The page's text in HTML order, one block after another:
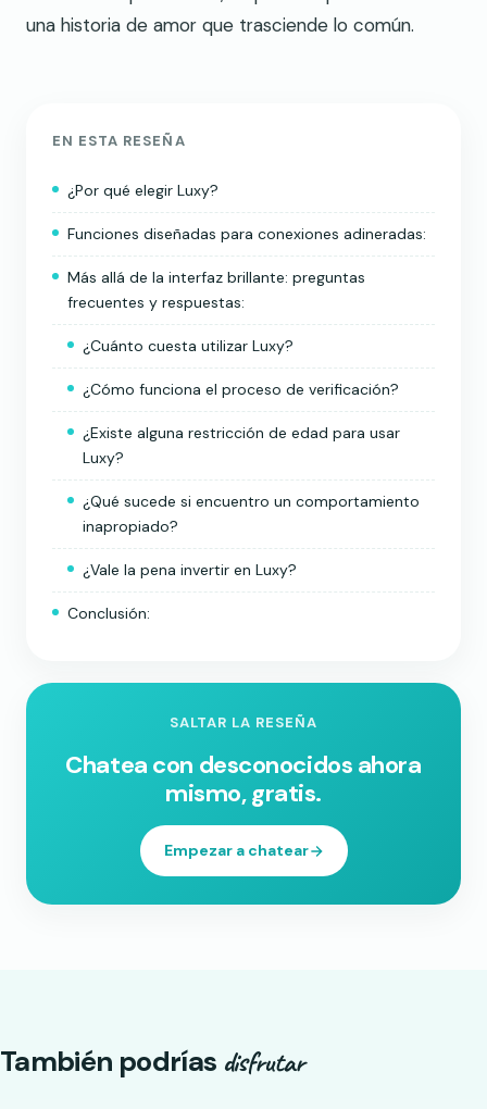
una historia de amor que trasciende lo común.
EN ESTA RESEÑA
¿Por qué elegir Luxy?
Funciones diseñadas para conexiones adineradas:
Más allá de la interfaz brillante: preguntas
frecuentes y respuestas:
¿Cuánto cuesta utilizar Luxy?
¿Cómo funciona el proceso de verificación?
¿Existe alguna restricción de edad para usar
Luxy?
¿Qué sucede si encuentro un comportamiento
inapropiado?
¿Vale la pena invertir en Luxy?
Conclusión:
SALTAR LA RESEÑA
Chatea con desconocidos ahora
mismo, gratis.
Empezar a chatear
También podrías disfrutar